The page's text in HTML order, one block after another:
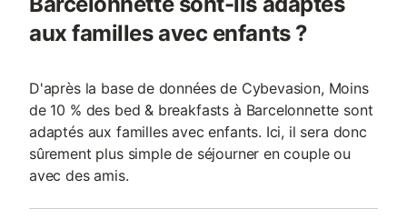
aux familles avec enfants ?
D'après la base de données de Cybevasion, Moins
de 10 % des bed & breakfasts à Barcelonnette sont
adaptés aux familles avec enfants. Ici, il sera donc
sûrement plus simple de séjourner en couple ou
avec des amis.